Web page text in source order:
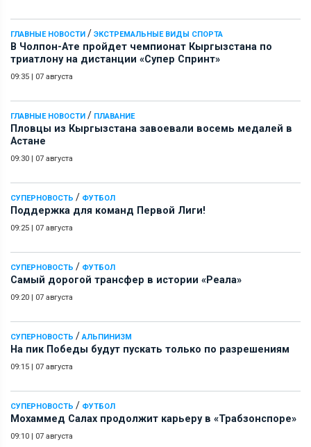
ГЛАВНЫЕ НОВОСТИ / ЭКСТРЕМАЛЬНЫЕ ВИДЫ СПОРТА
В Чолпон-Ате пройдет чемпионат Кыргызстана по
триатлону на дистанции «Супер Спринт»
09:35 | 07 августа
ГЛАВНЫЕ НОВОСТИ / ПЛАВАНИЕ
Пловцы из Кыргызстана завоевали восемь медалей в
Астане
09:30 | 07 августа
СУПЕРНОВОСТЬ / ФУТБОЛ
Поддержка для команд Первой Лиги!
09:25 | 07 августа
СУПЕРНОВОСТЬ / ФУТБОЛ
Самый дорогой трансфер в истории «Реала»
09:20 | 07 августа
СУПЕРНОВОСТЬ / АЛЬПИНИЗМ
На пик Победы будут пускать только по разрешениям
09:15 | 07 августа
СУПЕРНОВОСТЬ / ФУТБОЛ
Мохаммед Салах продолжит карьеру в «Трабзонспоре»
09:10 | 07 августа